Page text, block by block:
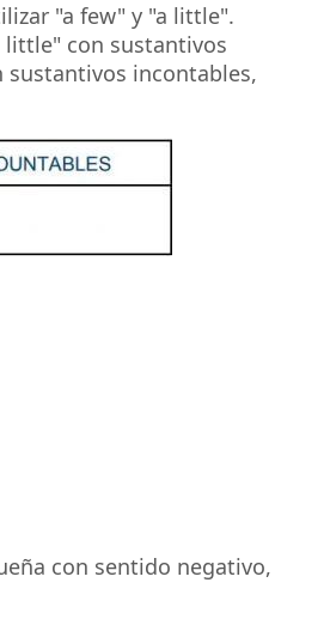
"a few" y "a little".
little" con sustantivos
sustantivos incontables,
con sentido negativo,